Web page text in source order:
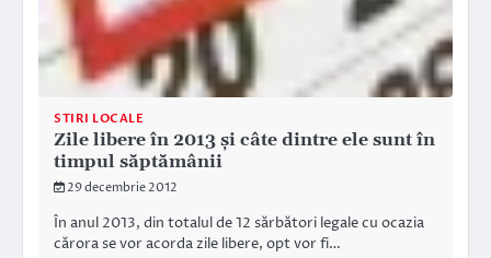
STIRI LOCALE
Zile libere în 2013 şi câte dintre ele sunt în
timpul săptămânii
29 decembrie 2012
În anul 2013, din totalul de 12 sărbători legale cu ocazia
cărora se vor acorda zile libere, opt vor fi…